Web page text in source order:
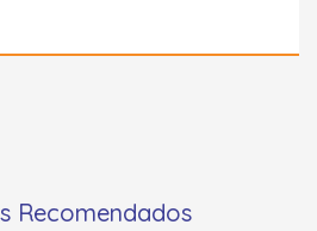
Recomendados